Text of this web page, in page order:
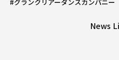
#グランクリアーダンスカンパニー
News